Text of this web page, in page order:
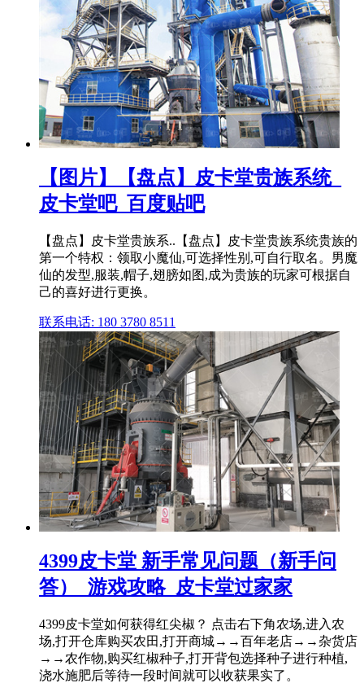
【图片】【盘点】皮卡堂贵族系统_
皮卡堂吧_百度贴吧
【盘点】皮卡堂贵族系..【盘点】皮卡堂贵族系统贵族的
第一个特权：领取小魔仙,可选择性别,可自行取名。男魔
仙的发型,服装,帽子,翅膀如图,成为贵族的玩家可根据自
己的喜好进行更换。
联系电话: 180 3780 8511
4399皮卡堂 新手常见问题（新手问
答）_游戏攻略_皮卡堂过家家
4399皮卡堂如何获得红尖椒？ 点击右下角农场,进入农
场,打开仓库购买农田,打开商城→→百年老店→→杂货店
→→农作物,购买红椒种子,打开背包选择种子进行种植,
浇水施肥后等待一段时间就可以收获果实了。